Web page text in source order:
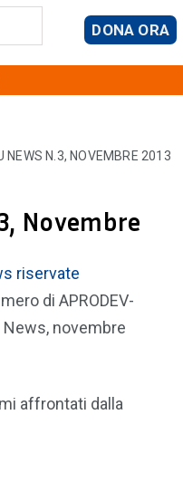
DONA ORA
NEWS N.3, NOVEMBRE 2013
Novembre
riservate
di APRODEV-
News, novembre
affrontati dalla